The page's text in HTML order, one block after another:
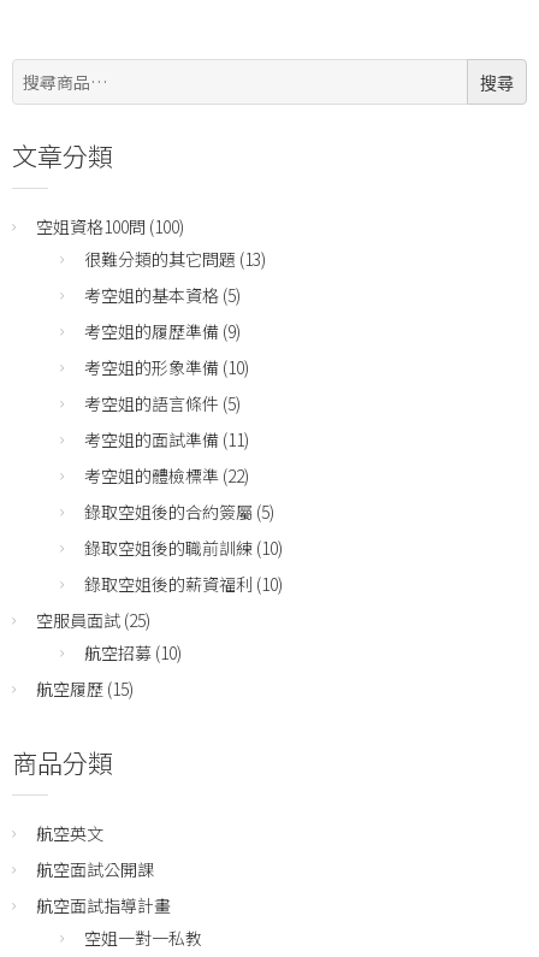
搜
尋:
搜尋
文章分類
空姐資格100問 (100)
很難分類的其它問題 (13)
考空姐的基本資格 (5)
考空姐的履歷準備 (9)
考空姐的形象準備 (10)
考空姐的語言條件 (5)
考空姐的面試準備 (11)
考空姐的體檢標準 (22)
錄取空姐後的合約簽屬 (5)
錄取空姐後的職前訓練 (10)
錄取空姐後的薪資福利 (10)
空服員面試 (25)
航空招募 (10)
航空履歷 (15)
商品分類
航空英文
航空面試公開課
航空面試指導計畫
空姐一對一私教